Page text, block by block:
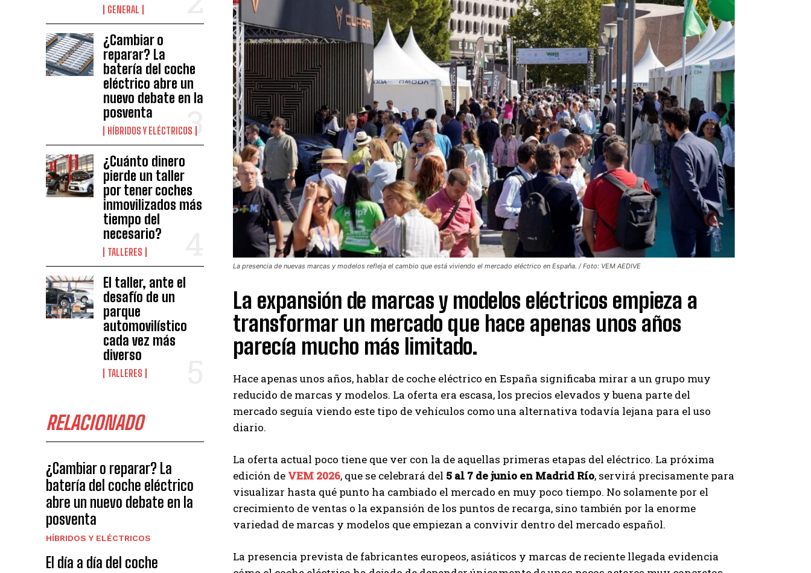
GENERAL
¿Cambiar o
reparar? La
batería del coche
eléctrico abre un
nuevo debate en la
posventa
HÍBRIDOS Y ELÉCTRICOS
¿Cuánto dinero
pierde un taller
por tener coches
inmovilizados más
tiempo del
necesario?
TALLERES
El taller, ante el
desafío de un
parque
automovilístico
cada vez más
diverso
TALLERES
RELACIONADO
¿Cambiar o reparar? La
batería del coche eléctrico
abre un nuevo debate en la
posventa
HÍBRIDOS Y ELÉCTRICOS
El día a día del coche
La presencia de nuevas marcas y modelos refleja el cambio que está viviendo el mercado eléctrico en España. / Foto: VEM AEDIVE
La expansión de marcas y modelos eléctricos empieza a
transformar un mercado que hace apenas unos años
parecía mucho más limitado.
Hace apenas unos años, hablar de coche eléctrico en España significaba mirar a un grupo muy
reducido de marcas y modelos. La oferta era escasa, los precios elevados y buena parte del
mercado seguía viendo este tipo de vehículos como una alternativa todavía lejana para el uso
diario.
La oferta actual poco tiene que ver con la de aquellas primeras etapas del eléctrico. La próxima
edición de VEM 2026, que se celebrará del 5 al 7 de junio en Madrid Río, servirá precisamente para
visualizar hasta qué punto ha cambiado el mercado en muy poco tiempo. No solamente por el
crecimiento de ventas o la expansión de los puntos de recarga, sino también por la enorme
variedad de marcas y modelos que empiezan a convivir dentro del mercado español.
La presencia prevista de fabricantes europeos, asiáticos y marcas de reciente llegada evidencia